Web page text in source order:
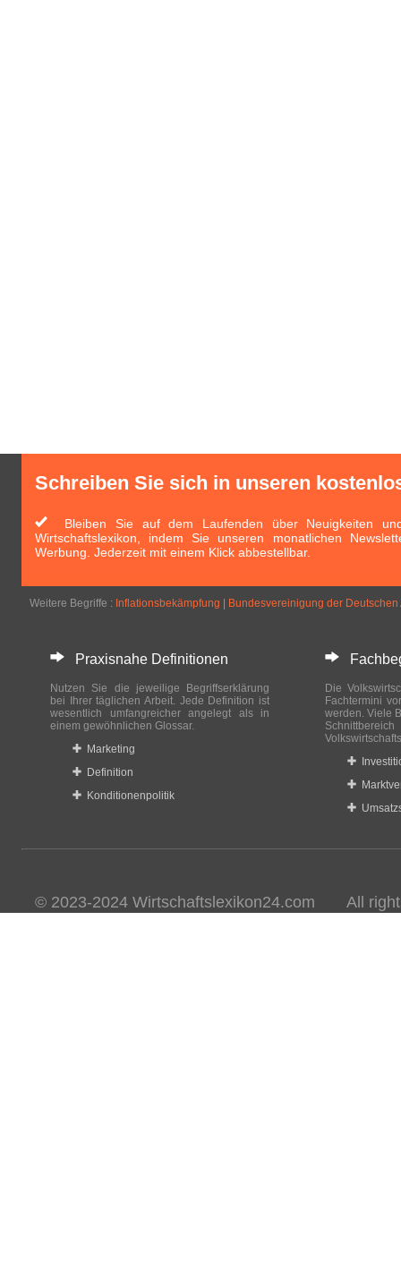
Schreiben Sie sich in unseren
Bleiben Sie auf dem Laufenden über Neuigkeiten
Wirtschaftslexikon, indem Sie unseren monatlichen
Werbung. Jederzeit mit einem Klick abbestellbar.
Weitere Begriffe : Inflationsbekämpfung Bundesvereinigung der
Praxisnahe Definitionen
Nutzen Sie die jeweilige Begriffserklärung
bei Ihrer täglichen Arbeit. Jede Definition ist
wesentlich umfangreicher angelegt als in
einem gewöhnlichen Glossar.
Marketing
Definition
Konditionenpolitik
Die
Fachtermini
werden. Viele
© 2023-2024 Wirtschaftslexikon24.com All